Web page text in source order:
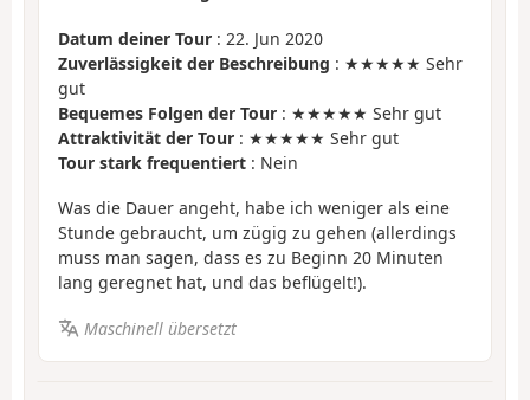
Datum deiner Tour : 22. Jun 2020
Zuverlässigkeit der Beschreibung : ★★★★★ Sehr
gut
Bequemes Folgen der Tour : ★★★★★ Sehr gut
Attraktivität der Tour : ★★★★★ Sehr gut
Tour stark frequentiert : Nein
Was die Dauer angeht, habe ich weniger als eine
Stunde gebraucht, um zügig zu gehen (allerdings
muss man sagen, dass es zu Beginn 20 Minuten
lang geregnet hat, und das beflügelt!).
Maschinell übersetzt